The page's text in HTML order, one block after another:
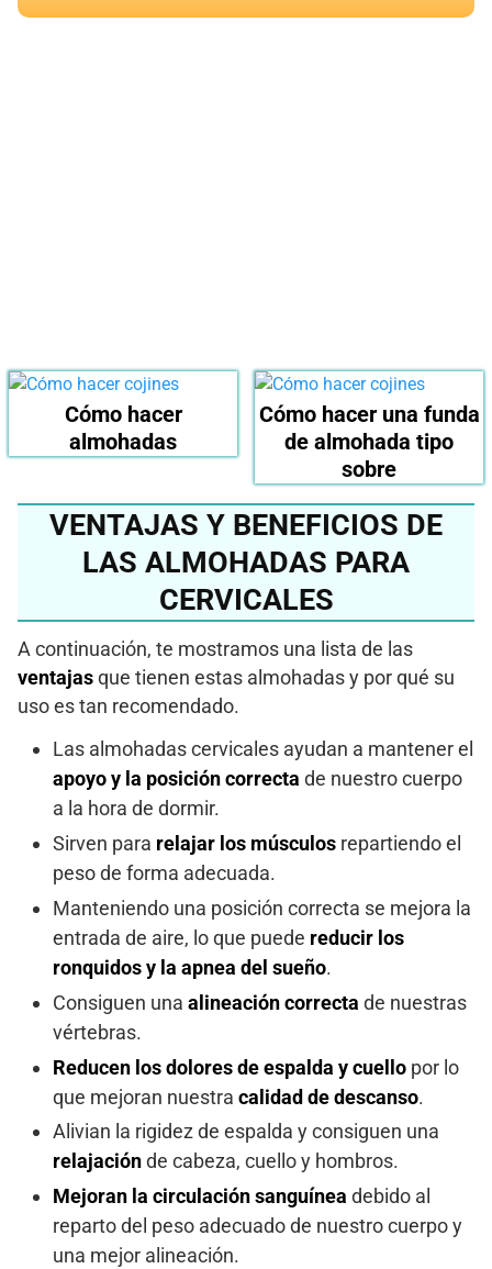
Cómo hacer
almohadas
Cómo hacer una funda
de almohada tipo
sobre
VENTAJAS Y BENEFICIOS DE
LAS ALMOHADAS PARA
CERVICALES
A continuación, te mostramos una lista de las
ventajas que tienen estas almohadas y por qué su
uso es tan recomendado.
Las almohadas cervicales ayudan a mantener el
apoyo y la posición correcta de nuestro cuerpo
a la hora de dormir.
Sirven para relajar los músculos repartiendo el
peso de forma adecuada.
Manteniendo una posición correcta se mejora la
entrada de aire, lo que puede reducir los
ronquidos y la apnea del sueño.
Consiguen una alineación correcta de nuestras
vértebras.
Reducen los dolores de espalda y cuello por lo
que mejoran nuestra calidad de descanso.
Alivian la rigidez de espalda y consiguen una
relajaciónde cabeza, cuello y hombros.
Mejoran la circulación sanguínea debido al
reparto del peso adecuado de nuestro cuerpo y
una mejor alineación.